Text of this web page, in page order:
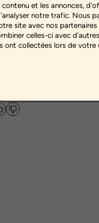
et les annonces,
notre trafic. Nous
site avec nos
celles-ci avec d'autres
ont collectées lors de votre
Thématique
-
Compétence
Connaissance de soi
Je n'aime pas